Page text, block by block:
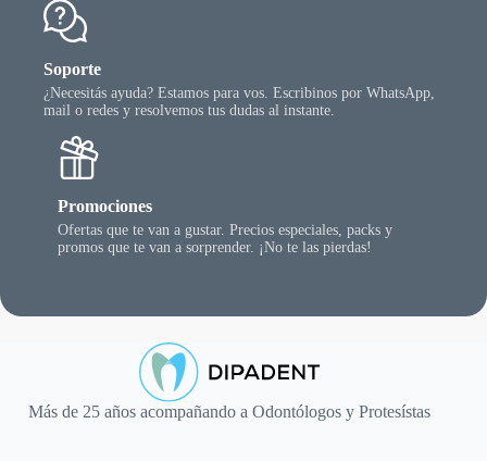
Soporte
¿Necesitás ayuda? Estamos para vos. Escribinos por WhatsApp,
mail o redes y resolvemos tus dudas al instante.
Promociones
Ofertas que te van a gustar. Precios especiales, packs y
promos que te van a sorprender. ¡No te las pierdas!
Más de 25 años acompañando a Odontólogos y Protesístas